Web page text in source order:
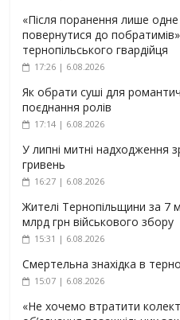
«Після поранення лише
повернутися до
тернопільського гвардійця
17:26 | 6.08.2026
Як обрати суші для
поєднання ролів
17:14 | 6.08.2026
У липні митні надходження
гривень
16:27 | 6.08.2026
Жителі Тернопільщини за 7
млрд грн військового збору
15:31 | 6.08.2026
Смертельна знахідка в
15:07 | 6.08.2026
«Не хочемо втратити